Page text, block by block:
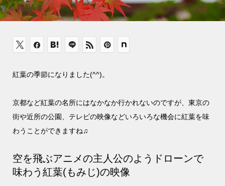
紅葉の季節になりました(^^)。
京都など紅葉の名所にはなかなか行かれないのですが、東京の
街や近所の公園、テレビの映像などいろいろな機会に紅葉を味
わうことができますね♫
空を飛ぶアニメの主人公のようドローンで
味わう紅葉(もみじ)の映像